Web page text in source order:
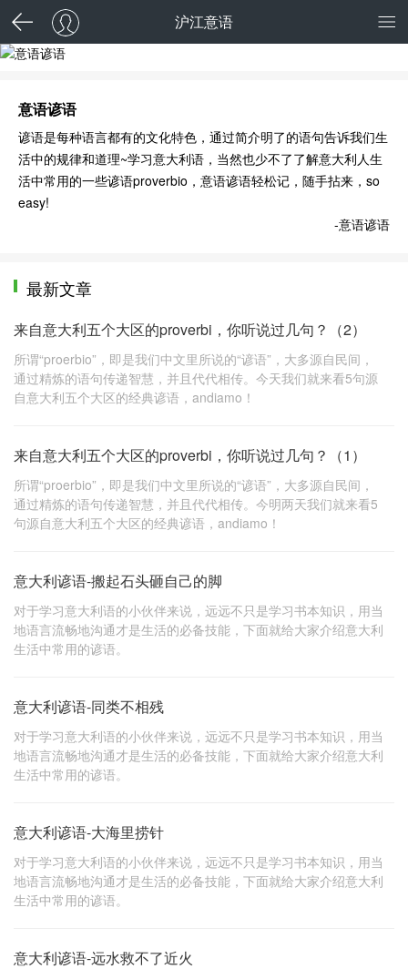
沪江意语
意语谚语
意语谚语
谚语是每种语言都有的文化特色，通过简介明了的语句告诉我们生
活中的规律和道理~学习意大利语，当然也少不了了解意大利人生
活中常用的一些谚语proverbio，意语谚语轻松记，随手拈来，so
easy!
-意语谚语
最新文章
来自意大利五个大区的proverbi，你听说过几句？（2）
所谓“proerbio”，即是我们中文里所说的“谚语”，大多源自民间，
通过精炼的语句传递智慧，并且代代相传。今天我们就来看5句源
自意大利五个大区的经典谚语，andiamo！
来自意大利五个大区的proverbi，你听说过几句？（1）
所谓“proerbio”，即是我们中文里所说的“谚语”，大多源自民间，
通过精炼的语句传递智慧，并且代代相传。今明两天我们就来看5
句源自意大利五个大区的经典谚语，andiamo！
意大利谚语-搬起石头砸自己的脚
对于学习意大利语的小伙伴来说，远远不只是学习书本知识，用当
地语言流畅地沟通才是生活的必备技能，下面就给大家介绍意大利
生活中常用的谚语。
意大利谚语-同类不相残
对于学习意大利语的小伙伴来说，远远不只是学习书本知识，用当
地语言流畅地沟通才是生活的必备技能，下面就给大家介绍意大利
生活中常用的谚语。
意大利谚语-大海里捞针
对于学习意大利语的小伙伴来说，远远不只是学习书本知识，用当
地语言流畅地沟通才是生活的必备技能，下面就给大家介绍意大利
生活中常用的谚语。
意大利谚语-远水救不了近火